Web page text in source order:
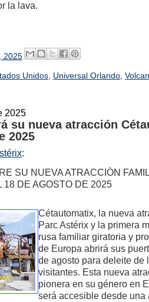
la lava.
2025
Unidos, Universal Orlando,
2025
su nueva atracción
2025
:
SU NUEVA ATRACCIÒN
18 DE AGOSTO DE 2025
Cétautomatix, la nueva
Parc Astérix y la primera
rusa familiar giratoria y
de Europa abrirá sus
de agosto para deleite de
visitantes. Esta nueva
pionera en su género en
será accesible desde una